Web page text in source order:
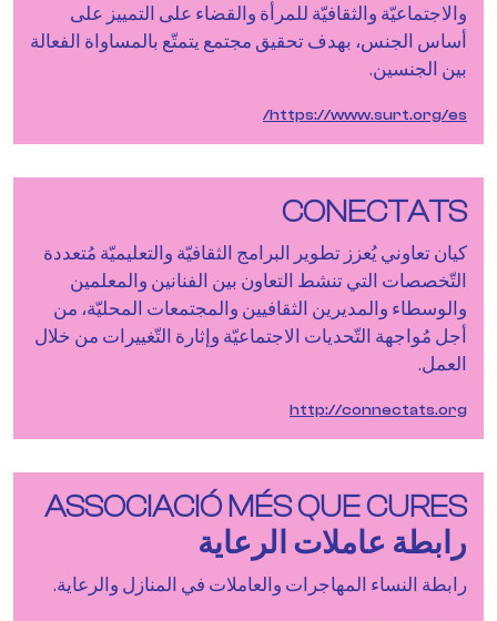
والاجتماعيّة والثقافيّة للمرأة والقضاء على التمييز على
أساس الجنس، بهدف تحقيق مجتمع يتمتّع بالمساواة الفعالة
بين الجنسين.
https://www.surt.org/es/
CONECTATS
كيان تعاوني يُعزز تطوير البرامج الثقافيّة والتعليميّة مُتعددة
التّخصصات التي تنشط التعاون بين الفنانين والمعلمين
والوسطاء والمديرين الثقافيين والمجتمعات المحليّة، من
أجل مُواجهة التّحديات الاجتماعيّة وإثارة التّغييرات من خلال
العمل.
http://connectats.org
ASSOCIACIÓ MÉS QUE CURES
رابطة عاملات الرعاية
رابطة النساء المهاجرات والعاملات في المنازل والرعاية.